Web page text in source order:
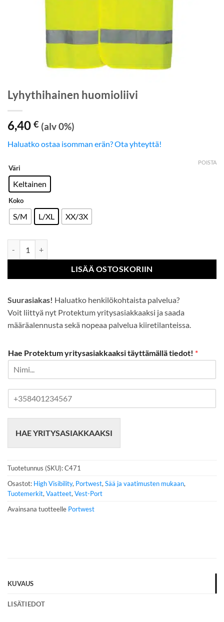
Lyhythihainen huomioliivi
6,40 € (alv 0%)
Haluatko ostaa isomman erän? Ota yhteyttä!
Väri
Keltainen
Koko
S/M L/XL XX/3X
POISTA
LISÄÄ OSTOSKORIIN
Suurasiakas! Haluatko henkilökohtaista palvelua?
Voit liittyä nyt Protektum yritysasiakkaaksi ja saada
määräalennusta sekä nopeaa palvelua kiiretilanteissa.
Hae Protektum yritysasiakkaaksi täyttämällä tiedot! *
n
u
m
e
r
o
HAE YRITYSASIAKKAAKSI
Tuotetunnus (SKU):C471
Osastot: High Visibility, Portwest, Sää ja vaatimusten mukaan,
Tuotemerkit, Vaatteet, Vest-Port
Avainsana tuotteelle Portwest
KUVAUS
LISÄTIEDOT